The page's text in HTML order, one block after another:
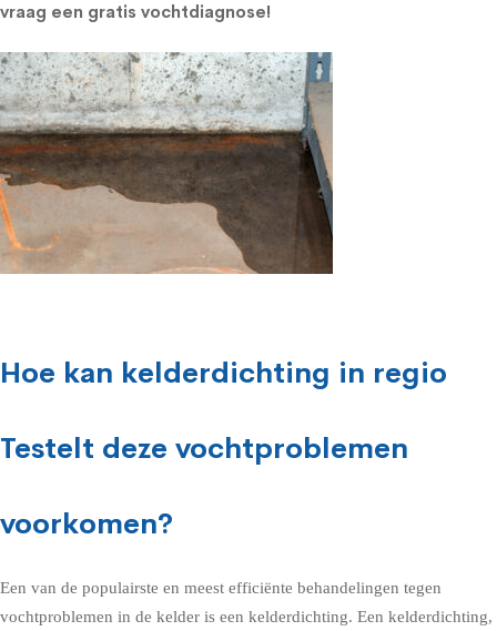
vraag een gratis vochtdiagnose!
Hoe kan kelderdichting in regio
Testelt deze vochtproblemen
voorkomen?
Een van de populairste en meest efficiënte behandelingen tegen
vochtproblemen in de kelder is een kelderdichting. Een kelderdichting,